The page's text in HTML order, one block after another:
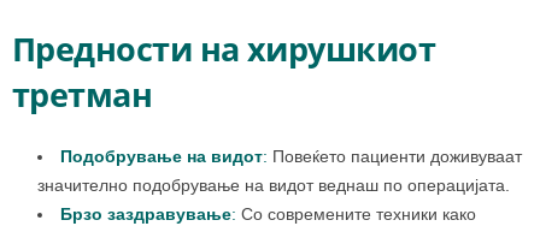
Предности на хирушкиот
третман
Подобрување на видот: Повеќето пациенти доживуваат
значително подобрување на видот веднаш по операцијата.
Брзо заздравување: Со современите техники како